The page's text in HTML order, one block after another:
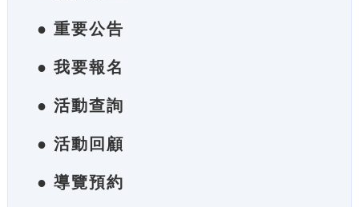
● 重要公告
● 我要報名
● 活動查詢
● 活動回顧
● 導覽預約